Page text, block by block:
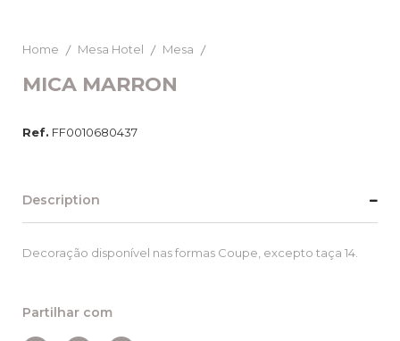
Home Mesa Hotel Mesa
MICA MARRON
Ref. FF0010680437
Description
Decoração disponível nas formas Coupe, excepto taça 14.
Partilhar com